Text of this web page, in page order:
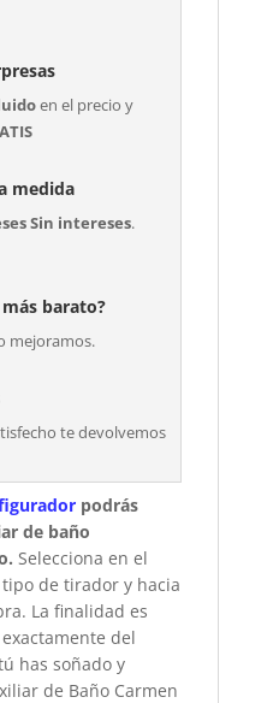
en el precio y
medida
Sin intereses.
barato?
mejoramos.
te devolvemos
podrás
de baño
Selecciona en el
de tirador y hacia
La finalidad es
del
has soñado y
de Baño Carmen